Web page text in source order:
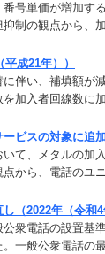
号単価が増加す
制の観点から、
成21年））
伴い、補填額が
加入者回線数に
ビスの対象に追
て、メタルの加
から、電話のユ
（2022年（令和4
衆電話の設置基
一般公衆電話の